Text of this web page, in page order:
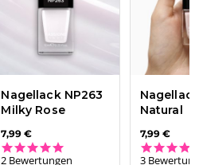
Nagellack NP263
Milky Rose
7,99 €
2 Bewertungen
Natural
7,99 €
3